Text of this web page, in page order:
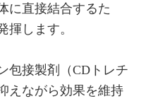
に直接結合するた
揮します。
包接製剤（CDトレチ
えながら効果を維持